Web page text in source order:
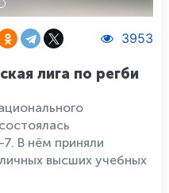
3953
лига по регби
7. В нём приняли
высших учебных